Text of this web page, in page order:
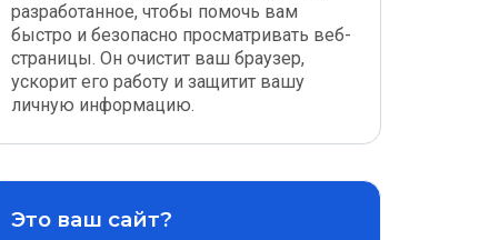
разработанное, чтобы помочь вам
быстро и безопасно просматривать веб-
страницы. Он очистит ваш браузер,
ускорит его работу и защитит вашу
личную информацию.
Это ваш сайт?